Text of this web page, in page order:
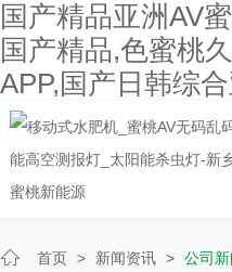
国产精品亚洲AV
国产精品,色蜜桃
APP,国产日韩综
网站首页
关于国产精品亚洲AV蜜桃
主营产品
客户案例
人才招聘
首页 > 新闻资讯 > 公司新